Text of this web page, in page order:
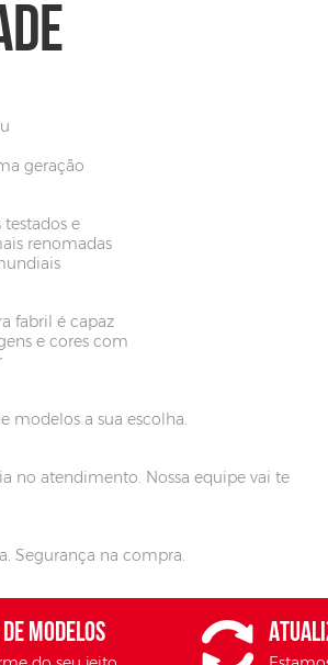
EDITAR NO SIMULADOR
geração
e
renomadas
fabril é capaz
e cores com
modelos a sua escolha.
no atendimento. Nossa equipe vai te
Segurança na compra.
MODELOS